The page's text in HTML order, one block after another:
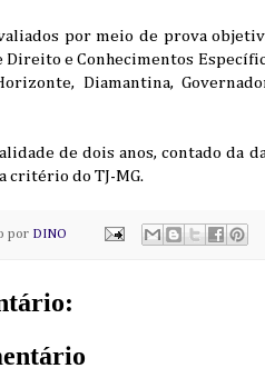
por meio de prova
Direito e Conhecimentos
Diamantina,
de dois anos, contado da
critério do TJ-MG.
por DINO